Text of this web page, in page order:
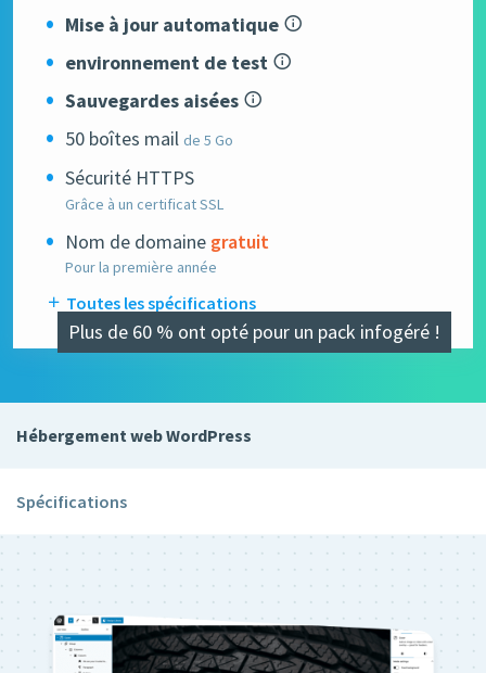
Mise à jour automatique
environnement de test
Sauvegardes aisées
50 boîtes mail de 5 Go
Sécurité HTTPS
Grâce à un certificat SSL
Nom de domaine gratuit
Pour la première année
Toutes les spécifications
Plus de 60 % ont opté pour un pack infogéré !
Hébergement web WordPress
Spécifications